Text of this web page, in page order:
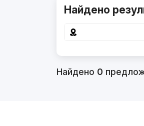
Найдено
Найдено 0